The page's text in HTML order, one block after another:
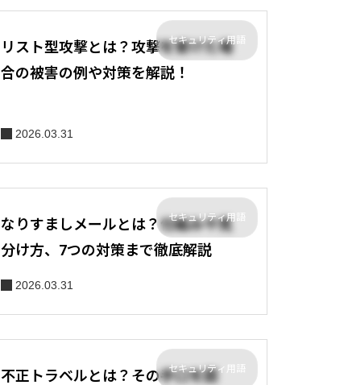
セキュリティ用語
リスト型攻撃とは？攻撃を受けた場
合の被害の例や対策を解説！
2026.03.31
セキュリティ用語
なりすましメールとは？仕組みや見
分け方、7つの対策まで徹底解説
2026.03.31
セキュリティ用語
不正トラベルとは？その手口を図